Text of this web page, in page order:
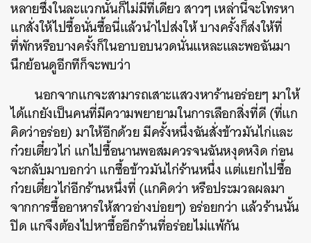
หลายซึ่งในละแวกนั้นก็ไม่มีที่เดียว สาวๆ เหล่านี้จะโทรหา
แกสั่งให้ไปซื้อนั่นซื้อนี่แล้วนำไปส่งให้ บางครั้งก็ส่งให้ที่
ที่พักหรือบางครั้งก็ในอาบอบนวดนั่นแหละและพอฉันมา
นึกย้อนดูอีกทีก็จะพบว่า
นอกจากแกจะสามารถเสาะแสวงหาร้านอร่อยๆ มาให้
ได้แกยังเป็นคนที่มีความพยายามในการเลือกสิ่งที่ดี(ที่แก
คิดว่าอร่อย)มาให้อีกด้วย มีครั้งหนึ่งฉันสั่งข้าวมันไก่และ
ก๋วยเตี๋ยวไก่ แกไปซื้อนานพอสมควรจนฉันหงุดหงิด ก่อน
จะกลับมาบอกว่า แกซื้อข้าวมันไก่ร้านหนึ่ง แต่แยกไปซื้อ
ก๋วยเตี๋ยวไก่อีกร้านหนึ่งที่(แกคิดว่า หรือประมวลผลมา
จากการซื้ออาหารให้สาวอ่างบ่อยๆ)อร่อยกว่า แล้วร้านนั้น
ปิด แกจึงต้องไปหาซื้ออีกร้านที่อร่อยไม่แพ้กัน